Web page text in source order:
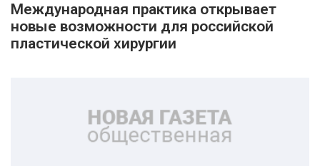
Международная практика открывает
новые возможности для российской
пластической хирургии